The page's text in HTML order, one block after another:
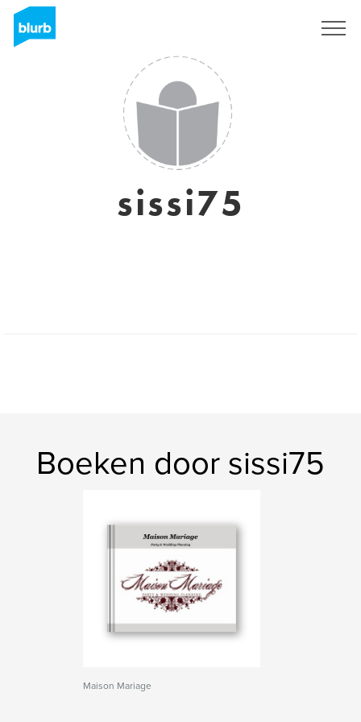
sissi75
Boeken door sissi75
Maison Mariage